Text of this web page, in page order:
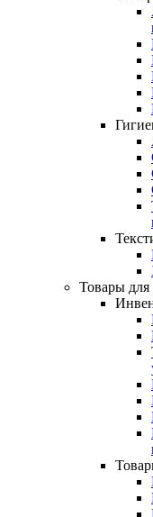
Товары для